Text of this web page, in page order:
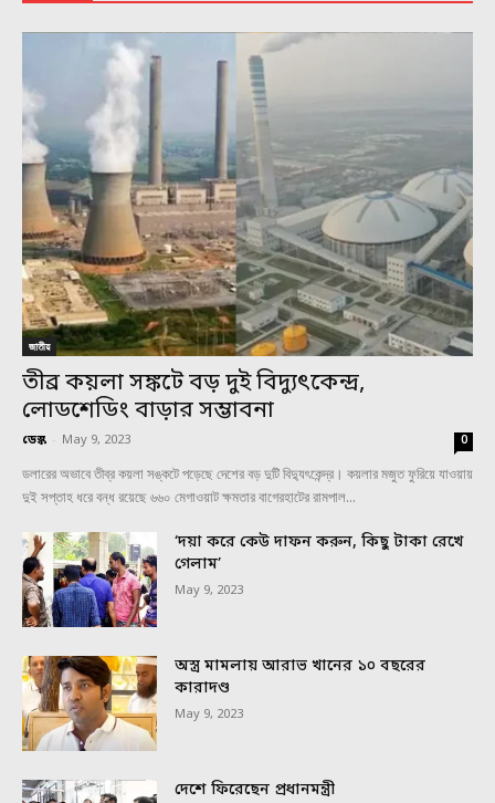
জাতীয়
তীব্র কয়লা সঙ্কটে বড় দুই বিদ্যুৎকেন্দ্র,
লোডশেডিং বাড়ার সম্ভাবনা
ডেস্ক - May 9, 2023 0
ডলারের অভাবে তীব্র কয়লা সঙ্কটে পড়েছে দেশের বড় দুটি বিদ্যুৎকেন্দ্র। কয়লার মজুত ফুরিয়ে যাওয়ায়
দুই সপ্তাহ ধরে বন্ধ রয়েছে ৬৬০ মেগাওয়াট ক্ষমতার বাগেরহাটের রামপাল...
‘দয়া করে কেউ দাফন করুন, কিছু টাকা রেখে
গেলাম’
May 9, 2023
অস্ত্র মামলায় আরাভ খানের ১০ বছরের
কারাদণ্ড
May 9, 2023
দেশে ফিরেছেন প্রধানমন্ত্রী